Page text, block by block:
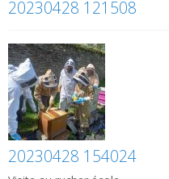
20230428 121508
20230428 154024